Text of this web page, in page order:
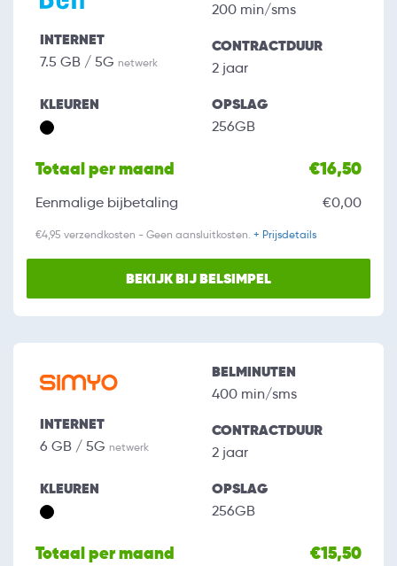
INTERNET
7.5 GB / 5G netwerk
200 min/sms
CONTRACTDUUR
2 jaar
KLEUREN OPSLAG
256GB
Totaal per maand €16,50
Eenmalige bijbetaling €0,00
€4,95 verzendkosten - Geen aansluitkosten. + Prijsdetails
BEKIJK BIJ BELSIMPEL
INTERNET
6 GB / 5G netwerk
BELMINUTEN
400 min/sms
CONTRACTDUUR
2 jaar
KLEUREN OPSLAG
256GB
Totaal per maand €15,50